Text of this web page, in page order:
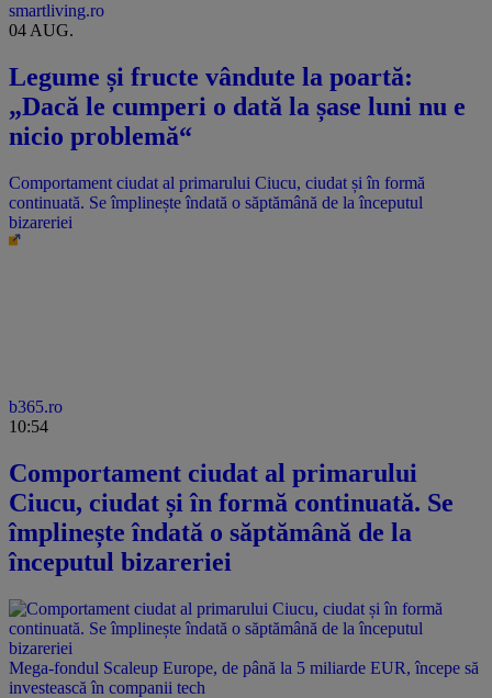
smartliving.ro
04 AUG.
Legume și fructe vândute la poartă:
„Dacă le cumperi o dată la șase luni nu e
nicio problemă“
Comportament ciudat al primarului Ciucu, ciudat și în formă
continuată. Se împlinește îndată o săptămână de la începutul
bizareriei
b365.ro
10:54
Comportament ciudat al primarului
Ciucu, ciudat și în formă continuată. Se
împlinește îndată o săptămână de la
începutul bizareriei
Mega-fondul Scaleup Europe, de până la 5 miliarde EUR, începe să
investească în companii tech